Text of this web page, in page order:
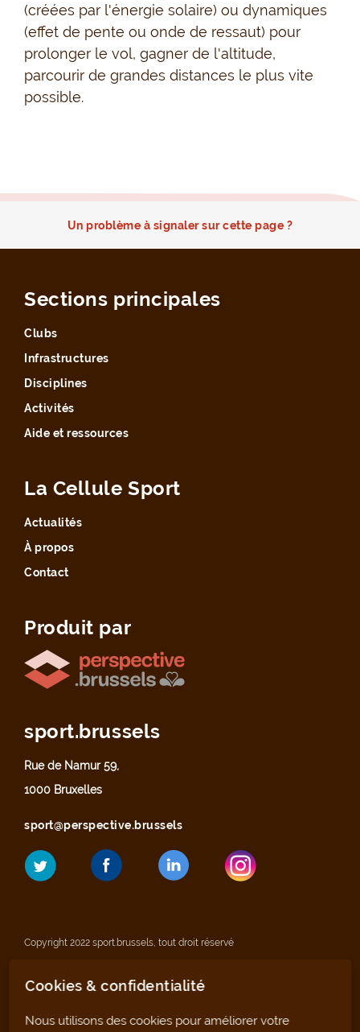
(créées par l'énergie solaire) ou dynamiques
(effet de pente ou onde de ressaut) pour
prolonger le vol, gagner de l'altitude,
parcourir de grandes distances le plus vite
possible.
Un problème à signaler sur cette page ?
Sections principales
Clubs
Infrastructures
Disciplines
Activités
Aide et ressources
La Cellule Sport
Actualités
À propos
Contact
Produit par
sport.brussels
Rue de Namur 59,
1000 Bruxelles
sport@perspective.brussels
Copyright 2022 sport.brussels, tout droit réservé
Mentions légales
Déclaration de confidentialité
Cookies & confidentialité
Nous utilisons des cookies pour améliorer votre